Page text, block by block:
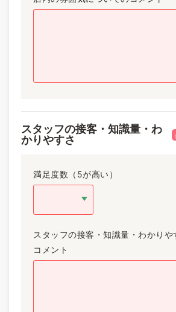
スタッフの接客・知識量・わ
かりやすさ
満足度数（5が高い）
スタッフの接客・知識量・わかり
コメント